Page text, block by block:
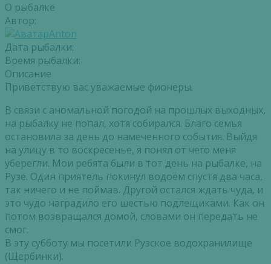
О рыбалке
Автор:
Anton
Дата рыбалки:
Время рыбалки:
Описание
Приветствую вас уважаемые фионеры.
В связи с аномальной погодой на прошлых выходных,
на рыбалку не попал, хотя собирался. Благо семья
остановила за день до намеченного события. Выйдя
на улицу в то воскресенье, я понял от чего меня
уберегли. Мои ребята были в тот день на рыбалке, на
Рузе. Один приятель покинул водоём спустя два часа,
так ничего и не поймав. Другой остался ждать чуда, и
это чудо наградило его шестью подлещиками. Как он
потом возвращался домой, словами он передать не
смог.
В эту субботу мы посетили Рузское водохранилище
(Щербинки).